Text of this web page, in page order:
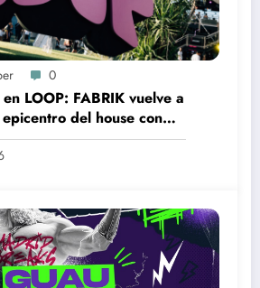
0
LOOP: FABRIK vuelve a
del house con
Rizardo o BLOND:ISH